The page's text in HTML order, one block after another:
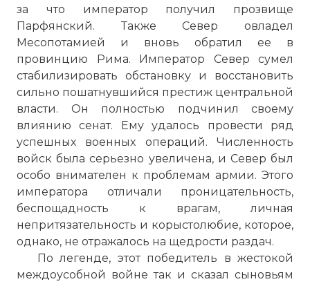
за что император получил прозвище
Парфянский. Также Север овладел
Месопотамией и вновь обратил ее в
провинцию Рима. Император Север сумел
стабилизировать обстановку и восстановить
сильно пошатнувшийся престиж центральной
власти. Он полностью подчинил своему
влиянию сенат. Ему удалось провести ряд
успешных военных операций. Численность
войск была серьезно увеличена, и Север был
особо внимателен к проблемам армии. Этого
императора отличали проницательность,
беспощадность к врагам, личная
непритязательность и корыстолюбие, которое,
однако, не отражалось на щедрости раздач.
По легенде, этот победитель в жестокой
междоусобной войне так и сказал сыновьям